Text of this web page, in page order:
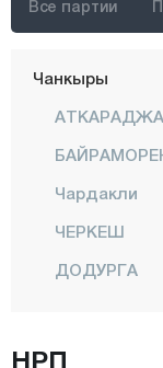
Все партии
Чанаккале
Чанкыры
Чардакли
ЧЕРКЕШ
ДОДУРГА
НРП